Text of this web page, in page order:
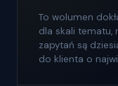
To wolumen
dla skali tematu,
zapytań są
do klienta o